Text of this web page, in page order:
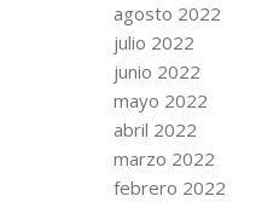
agosto 2022
julio 2022
junio 2022
mayo 2022
abril 2022
marzo 2022
febrero 2022